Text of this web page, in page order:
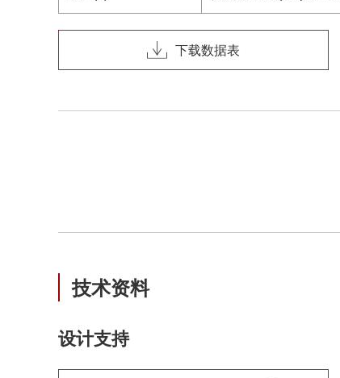
下载数据表
技术资料
设计支持